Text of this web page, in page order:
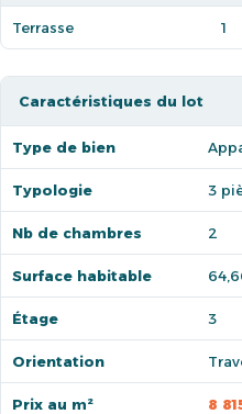
Terrasse 1
Caractéristiques du lot
Type de bien
Typologie 3
Nb de chambres 2
Surface habitable
Étage 3
Orientation
Prix au m² 8